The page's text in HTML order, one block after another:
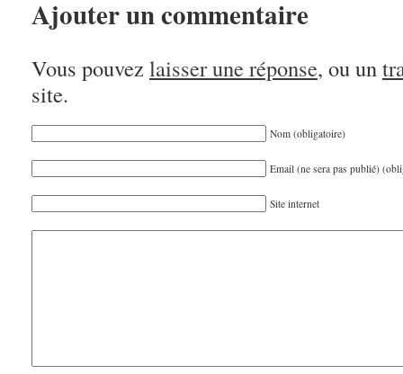
Ajouter un commentaire
Vous pouvez laisser une réponse, ou un
site.
Nom (obligatoire)
Email (ne sera pas publié)
Site internet